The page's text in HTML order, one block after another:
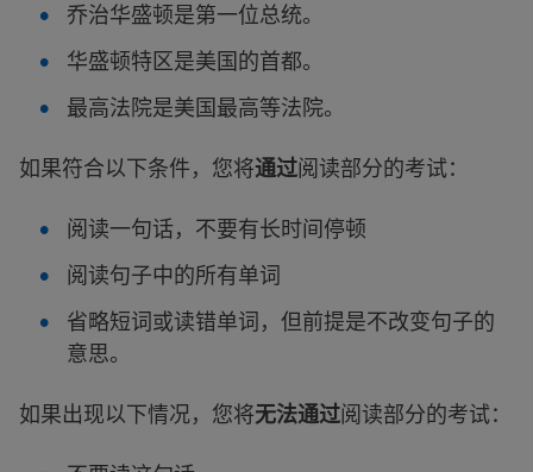
乔治华盛顿是第一位总统。
华盛顿特区是美国的首都。
最高法院是美国最高等法院。
如果符合以下条件，您将通过阅读部分的考试：
阅读一句话，不要有长时间停顿
阅读句子中的所有单词
省略短词或读错单词，但前提是不改变句子的
意思。
如果出现以下情况，您将无法通过阅读部分的考试：